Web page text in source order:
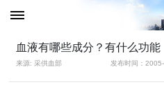
血液有哪些成分？有什么功能
来源: 采供血部 发布时间：